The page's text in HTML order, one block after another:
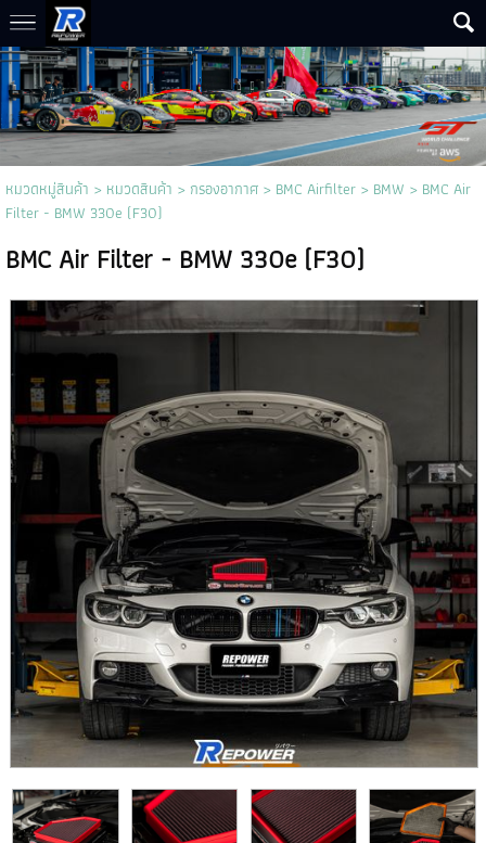
หมวดหมู่สินค้า > หมวดสินค้า > กรองอากาศ> BMC Airfilter> BMW > BMC Air
Filter - BMW 330e (F30)
BMC Air Filter - BMW 330e (F30)